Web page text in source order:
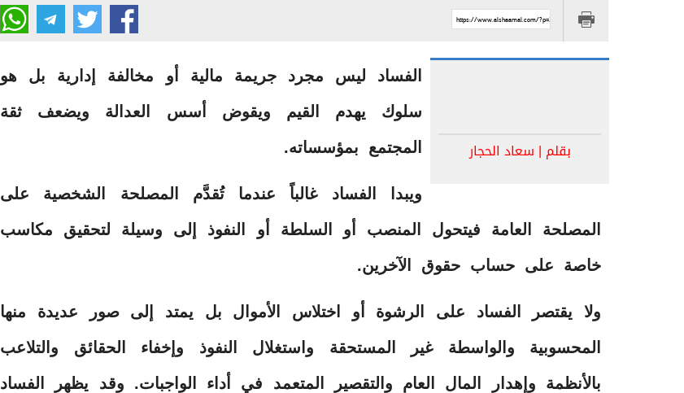
https://www.alshaamal.com/?p=314620
بقلم | سعاد الحجار
الفساد ليس مجرد جريمة مالية أو مخالفة إدارية بل هو
سلوك يهدم القيم ويقوض أسس العدالة ويضعف ثقة
المجتمع بمؤسساته.
ويبدا الفساد غالباً عندما تُقدَّم المصلحة الشخصية على
المصلحة العامة فيتحول المنصب أو السلطة أو النفوذ إلى وسيلة لتحقيق مكاسب
خاصة على حساب حقوق الآخرين.
ولا يقتصر الفساد على الرشوة أو اختلاس الأموال بل يمتد إلى صور عديدة منها
المحسوبية والواسطة غير المستحقة واستغلال النفوذ وإخفاء الحقائق والتلاعب
بالأنظمة وإهدار المال العام والتقصير المتعمد في أداء الواجبات. وقد يظهر الفساد